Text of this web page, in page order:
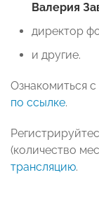
Валерия
директор
и другие.
Ознакомиться
по ссылке.
(количество
трансляцию.